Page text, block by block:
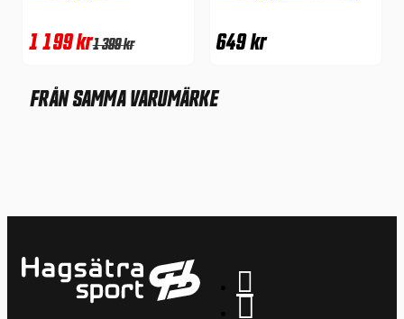
1 199kr1 399kr 649kr
FRÅN SAMMA VARUMÄRKE